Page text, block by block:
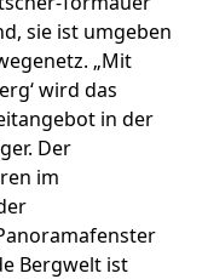
sie ist umgeben
„Mit
wird das
in der
Der
im
Bergwelt ist